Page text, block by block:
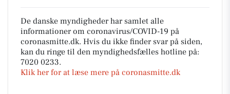
De danske myndigheder har samlet alle
informationer om coronavirus/COVID-19 på
coronasmitte.dk. Hvis du ikke finder svar på siden,
kan du ringe til den myndighedsfælles hotline på:
7020 0233.
Klik her for at læse mere på coronasmitte.dk